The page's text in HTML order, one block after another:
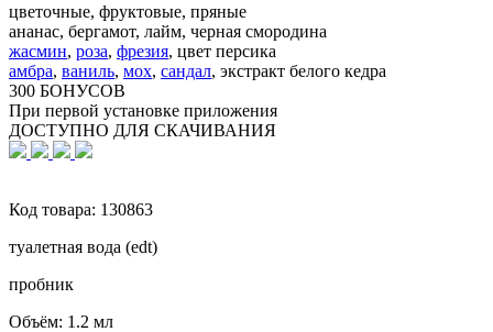
цветочные, фруктовые, пряные
ананас, бергамот, лайм, черная смородина
жасмин, роза, фрезия, цвет персика
амбра, ваниль, мох, сандал, экстракт белого кедра
300 БОНУСОВ
При первой установке приложения
ДОСТУПНО ДЛЯ СКАЧИВАНИЯ
Код товара: 130863
туалетная вода (edt)
пробник
Объём: 1.2 мл